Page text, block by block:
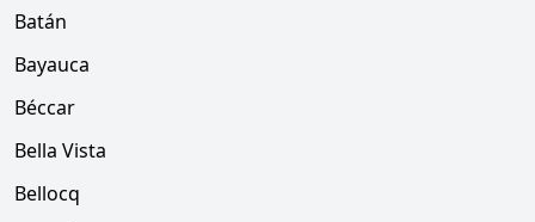
Batán
Bayauca
Béccar
Bella Vista
Bellocq